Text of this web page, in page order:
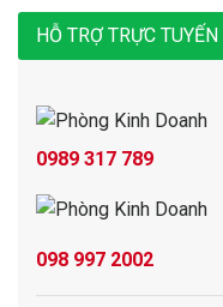
HỖ TRỢ TRỰC TUYẾN
0989 317 789
098 997 2002